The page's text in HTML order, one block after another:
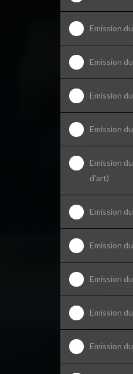
Emission
Emission
Emission
Emission
Emission
d'art)
Emission
Emission
Emission
Emission
Emission